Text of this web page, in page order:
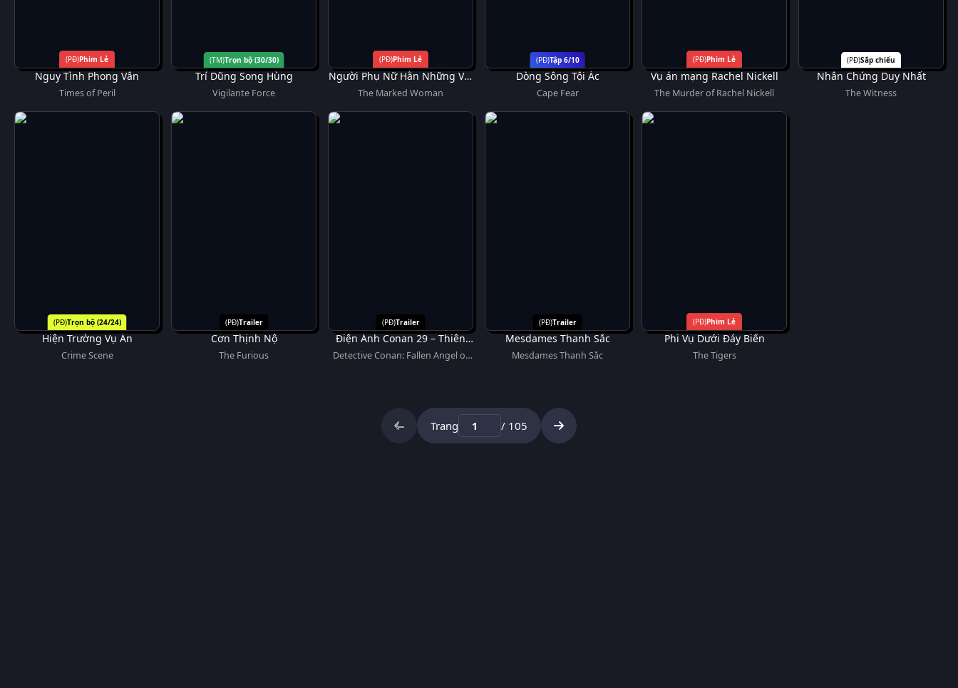
Phim Lẻ
Nguy Tình Phong Vân
Times of Peril
Trọn bộ (30/30)
Trí Dũng Song Hùng
Vigilante Force
Phim Lẻ
Người Phụ Nữ Hằn Những Vết
Thương
The Marked Woman
Tập 6/10
Dòng Sông Tội Ác
Cape Fear
Phim Lẻ
Vụ án mạng Rachel Nickell
The Murder of Rachel Nickell
Sắp chiếu
Nhân Chứng Duy Nhất
The Witness
Trọn bộ (24/24)
Hiện Trường Vụ Án
Crime Scene
Trailer
Cơn Thịnh Nộ
The Furious
Trailer
Điện Ảnh Conan 29 – Thiên
Thần Sa Ngã Trên Xa Lộ
Detective Conan: Fallen Angel of
Trailer
Mesdames Thanh Sắc
Mesdames Thanh Sắc
Phim Lẻ
Phi Vụ Dưới Đáy Biển
The Tigers
Trang / 105